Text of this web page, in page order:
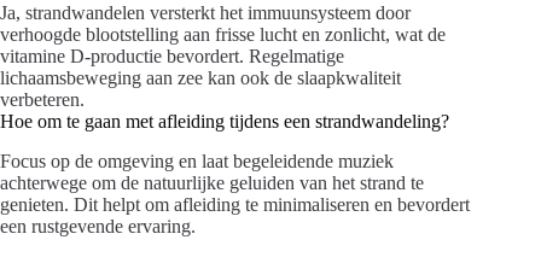
Ja, strandwandelen versterkt het immuunsysteem door
verhoogde blootstelling aan frisse lucht en zonlicht, wat de
vitamine D-productie bevordert. Regelmatige
lichaamsbeweging aan zee kan ook de slaapkwaliteit
verbeteren.
Hoe om te gaan met afleiding tijdens een strandwandeling?
Focus op de omgeving en laat begeleidende muziek
achterwege om de natuurlijke geluiden van het strand te
genieten. Dit helpt om afleiding te minimaliseren en bevordert
een rustgevende ervaring.